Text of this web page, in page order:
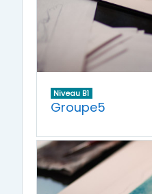
Niveau B1
Groupe5